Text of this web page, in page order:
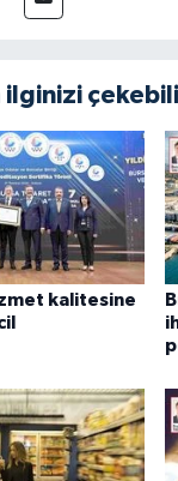
ilginizi
kalitesine